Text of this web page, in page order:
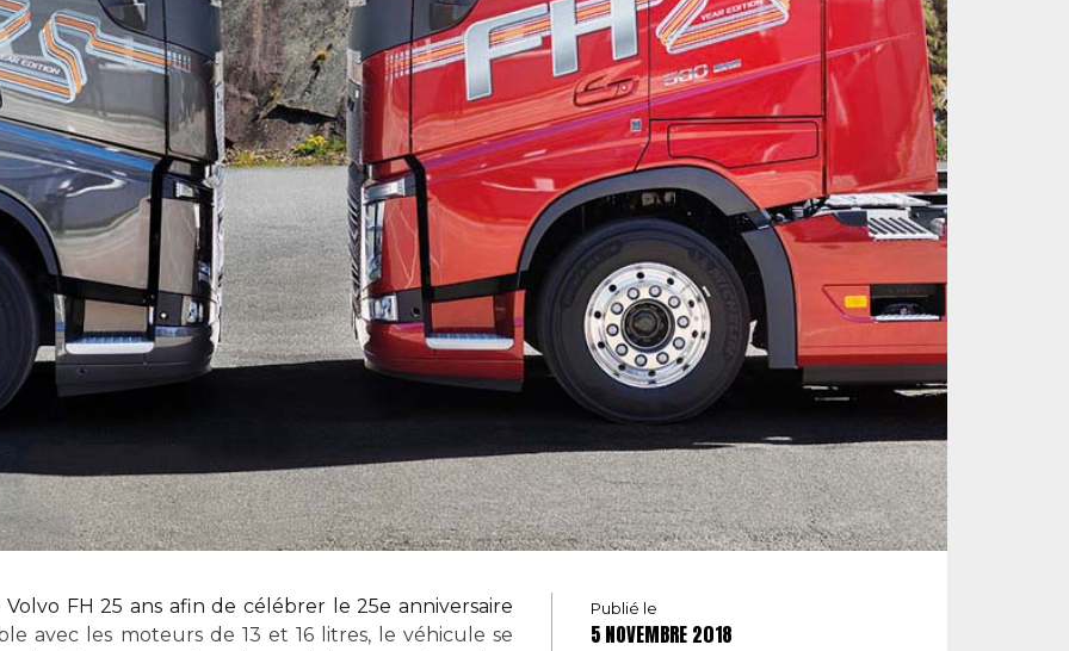
FH 25 ans afin de célébrer le 25e anniversaire
avec les moteurs de 13 et 16 litres, le véhicule se
Publié le
5 NOVEMBRE 2018